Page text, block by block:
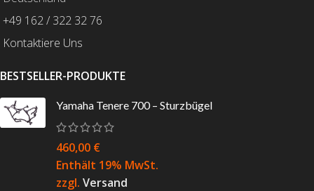
+49 162 / 322 32 76
Kontaktiere Uns
BESTSELLER-PRODUKTE
Yamaha Tenere 700 – Sturzbügel
460,00 €
Enthält 19% MwSt.
zzgl. Versand